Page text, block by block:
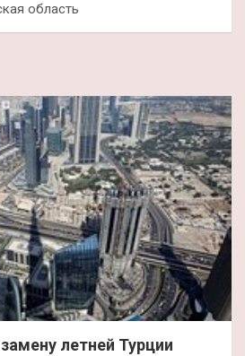
область
летней Турции